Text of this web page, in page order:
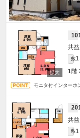
敷1
1階
モニタ付インターホ
敷